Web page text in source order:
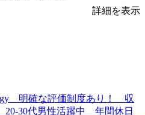
詳細を表示